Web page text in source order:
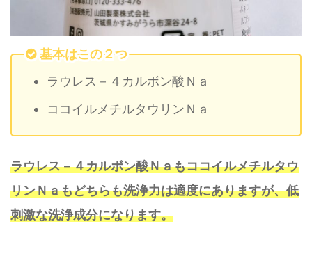
基本はこの２つ
ラウレス－４カルボン酸Ｎａ
ココイルメチルタウリンＮａ
ラウレス－４カルボン酸Ｎａもココイルメチルタウ
リンＮａもどちらも洗浄力は適度にありますが、低
刺激な洗浄成分になります。